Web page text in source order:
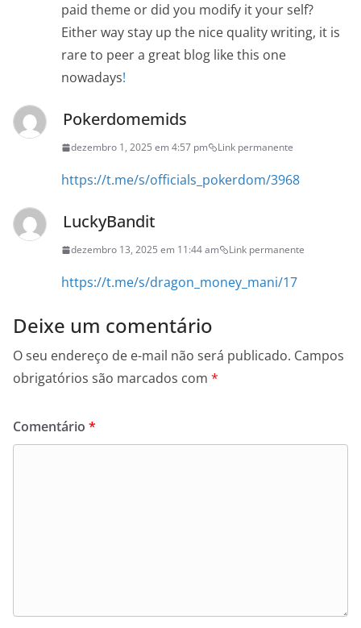
paid theme or did you modify it your self?
Either way stay up the nice quality writing, it is
rare to peer a great blog like this one
nowadays!
Pokerdomemids
dezembro 1, 2025 em 4:57 pm Link permanente
https://t.me/s/officials_pokerdom/3968
LuckyBandit
dezembro 13, 2025 em 11:44 am Link permanente
https://t.me/s/dragon_money_mani/17
Deixe um comentário
O seu endereço de e-mail não será publicado. Campos
obrigatórios são marcados com *
Comentário *